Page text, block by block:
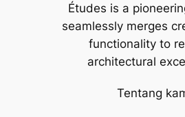
Études is a
seamlessly merges
functionality to
architectural
Tentang